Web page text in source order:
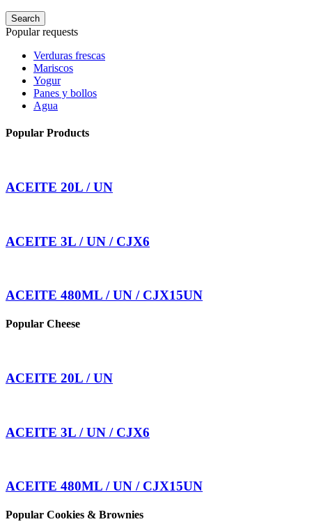
Search
Popular requests
Verduras frescas
Mariscos
Yogur
Panes y bollos
Agua
Popular Products
ACEITE 20L / UN
ACEITE 3L / UN / CJX6
ACEITE 480ML / UN / CJX15UN
Popular Cheese
ACEITE 20L / UN
ACEITE 3L / UN / CJX6
ACEITE 480ML / UN / CJX15UN
Popular Cookies & Brownies